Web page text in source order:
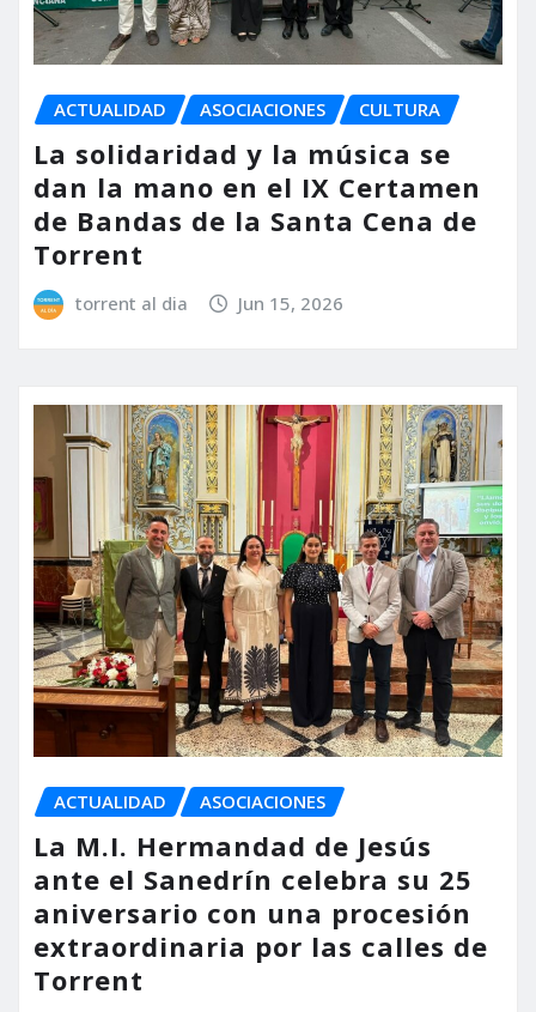
ACTUALIDAD ASOCIACIONES CULTURA
La solidaridad y la música se
dan la mano en el IX Certamen
de Bandas de la Santa Cena de
Torrent
torrent al dia Jun 15, 2026
ACTUALIDAD ASOCIACIONES
La M.I. Hermandad de Jesús
ante el Sanedrín celebra su 25
aniversario con una procesión
extraordinaria por las calles de
Torrent